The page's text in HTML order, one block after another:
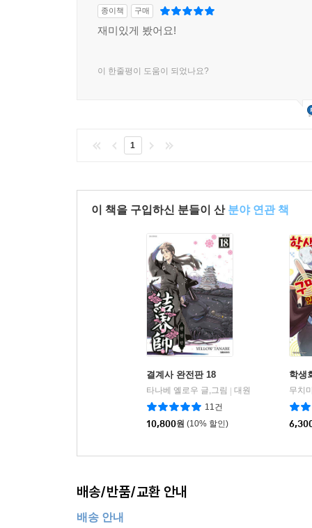
종이책 구매
재미있게 봤어요!
이 한줄평이 도움이 되었나요?
1
이 책을 구입하신 분들이 산 분야 연관 책
결계사 완전판 18
타나베 옐로우 글,그림
대원
11건
10,800원 (10% 할인)
학생
무치
배송/반품/교환 안내
배송 안내